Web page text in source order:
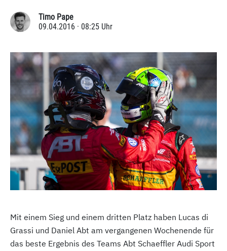
Timo Pape
09.04.2016 · 08:25 Uhr
Mit einem Sieg und einem dritten Platz haben Lucas di
Grassi und Daniel Abt am vergangenen Wochenende für
das beste Ergebnis des Teams Abt Schaeffler Audi Sport